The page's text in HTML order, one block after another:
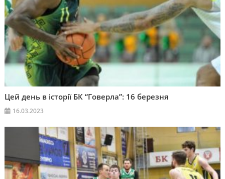
Цей день в історії БК “Говерла”: 16 березня
16.03.2023